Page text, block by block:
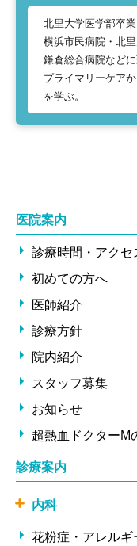
北里大学医学部卒
横浜市民病院・北
鎌倉総合病院などに
プライマリーケア
を学ぶ。
医院案内
診療時間・アクセ
初めての方へ
医師紹介
診療方針
院内紹介
スタッフ募集
お知らせ
超熱血ドクターM
診療案内
内科
花粉症・アレルギ